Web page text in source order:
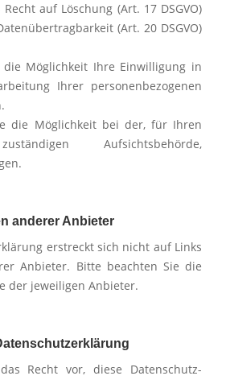
Recht auf Löschung (Art. 17 DSGVO)
(Art. 20 DSGVO)
Möglichkeit Ihre Einwilligung in
Ihrer personenbezogenen
die Möglichkeit bei der, für Ihren
Aufsichtsbehörde,
anderer Anbieter
erstreckt sich nicht auf Links
Anbieter. Bitte beachten Sie die
der jeweiligen Anbieter.
Recht vor, diese Datenschutz­